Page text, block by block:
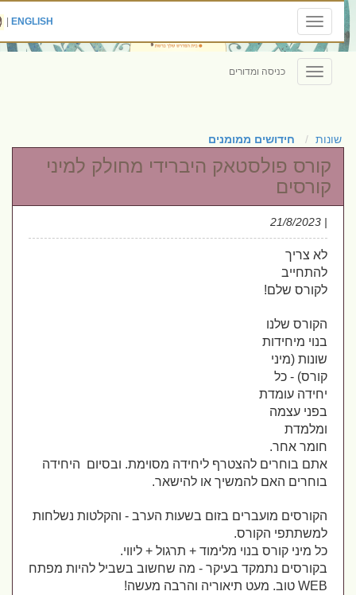
Toggle
navigation
ENGLISH
|
Toggle
navigation
כניסה ומדורים
שונות חידושים ממומנים
קורס פולסטאק היברידי מחולק למיני
קורסים
לא צריך
להתחייב
לקורס שלם!
הקורס שלנו
בנוי מיחידות
שונות (מיני
קורס) - כל
יחידה עומדת
בפני עצמה
ומלמדת
חומר אחר.
אתם בוחרים להצטרף ליחידה מסוימת. ובסיום היחידה
בוחרים האם להמשיך או להישאר.
הקורסים מועברים בזום בשעות הערב - והקלטות נשלחות
למשתתפי הקורס.
כל מיני קורס בנוי מלימוד + תרגול + ליווי.
בקורסים נתמקד בעיקר - מה שחשוב בשביל להיות מפתח
WEB טוב. מעט תיאוריה והרבה מעשה!